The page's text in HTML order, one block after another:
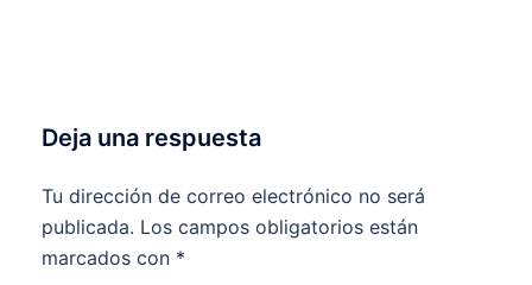
Deja una respuesta
Tu dirección de correo electrónico no será
publicada. Los campos obligatorios están
marcados con *